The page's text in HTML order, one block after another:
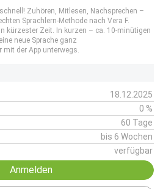
Zuhören, Mitlesen, Nachsprechen –
Sprachlern-Methode nach Vera F.
kürzester Zeit. In kurzen – ca. 10-minütigen
neue Sprache ganz
der App unterwegs.
18.12.2025
0 %
60 Tage
bis 6 Wochen
verfügbar
Anmelden